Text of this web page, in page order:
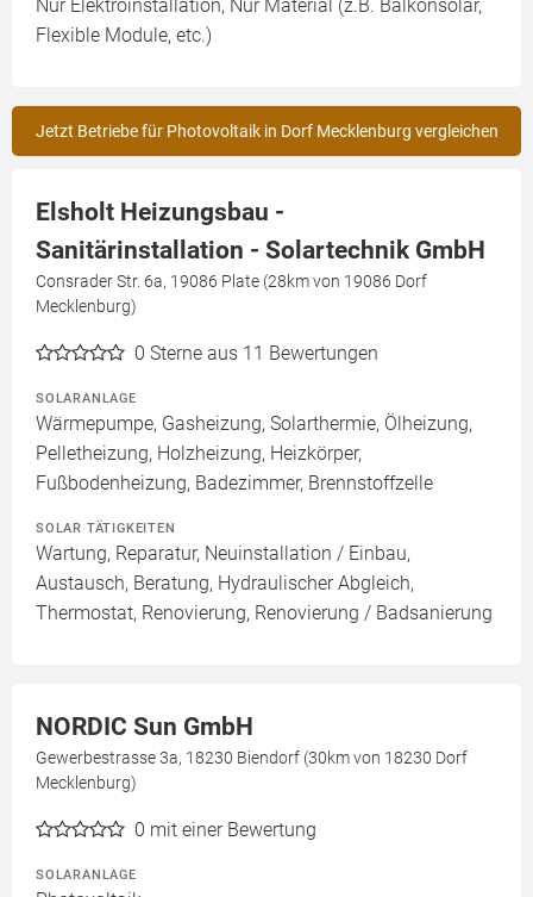
Nur Elektroinstallation, Nur Material (z.B. Balkonsolar,
Flexible Module, etc.)
Jetzt Betriebe für Photovoltaik in Dorf Mecklenburg vergleichen
Elsholt Heizungsbau -
Sanitärinstallation - Solartechnik GmbH
Consrader Str. 6a, 19086 Plate (28km von 19086 Dorf
Mecklenburg)
0 Sterne aus 11 Bewertungen
SOLARANLAGE
Wärmepumpe, Gasheizung, Solarthermie, Ölheizung,
Pelletheizung, Holzheizung, Heizkörper,
Fußbodenheizung, Badezimmer, Brennstoffzelle
SOLAR TÄTIGKEITEN
Wartung, Reparatur, Neuinstallation / Einbau,
Austausch, Beratung, Hydraulischer Abgleich,
Thermostat, Renovierung, Renovierung / Badsanierung
NORDIC Sun GmbH
Gewerbestrasse 3a, 18230 Biendorf (30km von 18230 Dorf
Mecklenburg)
0 mit einer Bewertung
SOLARANLAGE